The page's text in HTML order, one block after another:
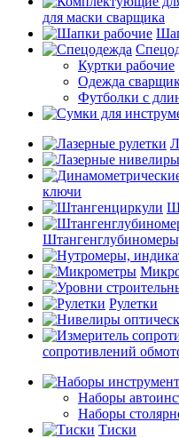
для маски сварщика
Куртки рабочие
Одежда
Футболки с
ключи
Рулетки
сопротивлений
Наборы
Наборы
Тиски